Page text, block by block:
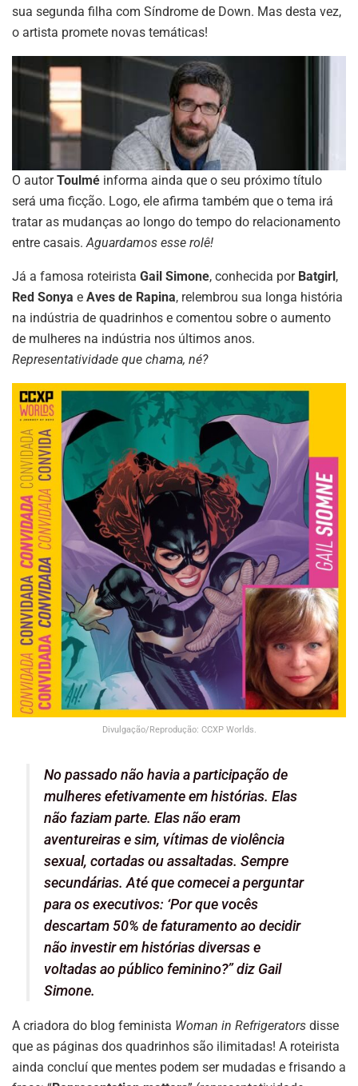
sua segunda filha com Síndrome de Down. Mas desta vez,
o artista promete novas temáticas!
O autorToulmé informa ainda que o seu próximo título
será uma ficção. Logo, ele afirma também que o tema irá
tratar as mudanças ao longo do tempo do relacionamento
entre casais.Aguardamos esse rolê!
Já a famosa roteirista Gail Simone, conhecida por Batgirl ,
Red Sonya e Aves de Rapina, relembrou sua longa história
na indústria de quadrinhos e comentou sobre o aumento
de mulheres na indústria nos últimos anos.
Representatividade que chama, né?
Divulgação/Reprodução: CCXP Worlds.
No passado não havia a participação de
mulheres efetivamente em histórias. Elas
não faziam parte. Elas não eram
aventureiras e sim, vítimas de violência
sexual, cortadas ou assaltadas. Sempre
secundárias. Até que comecei a perguntar
para os executivos: ‘Por que vocês
descartam 50% de faturamento ao decidir
não investir em histórias diversas e
voltadas ao público feminino?” diz Gail
Simone.
A criadora do blog feminista Woman in Refrigerators disse
que as páginas dos quadrinhos são ilimitadas! A roteirista
ainda concluí que mentes podem ser mudadas e frisando a